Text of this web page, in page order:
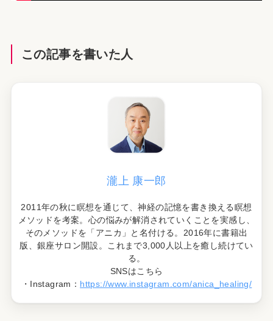
この記事を書いた人
瀧上 康一郎
2011年の秋に瞑想を通じて、神経の記憶を書き換える瞑想
メソッドを考案。心の悩みが解消されていくことを実感し、
そのメソッドを「アニカ」と名付ける。2016年に書籍出
版、銀座サロン開設。これまで3,000人以上を癒し続けてい
る。
SNSはこちら
・Instagram： https://www.instagram.com/anica_healing/